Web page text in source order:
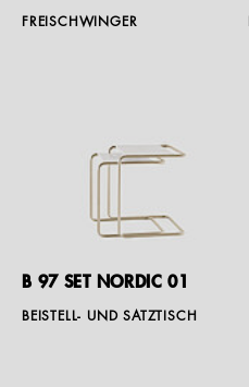
FREISCHWINGER
B 97 SET NORDIC 01
BEISTELL- UND SATZTISCH